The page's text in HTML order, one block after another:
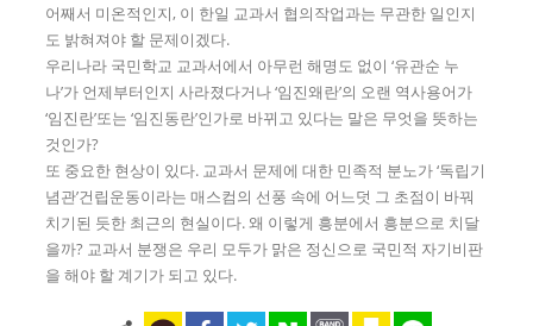
어째서 미온적인지, 이 한일 교과서 협의작업과는 무관한 일인지
도 밝혀져야 할 문제이겠다.
우리나라 국민학교 교과서에서 아무런 해명도 없이 ‘유관순 누
나’가 언제부터인지 사라졌다거나 ‘임진왜란’의 오랜 역사용어가
‘임진란’또는 ‘임진동란’인가로 바뀌고 있다는 말은 무엇을 뜻하는
것인가?
또 중요한 현상이 있다. 교과서 문제에 대한 민족적 분노가 ‘독립기
념관’건립운동이라는 매스컴의 선풍 속에 어느덧 그 초점이 바꿔
치기된 듯한 최근의 현실이다. 왜 이렇게 흥분에서 흥분으로 치달
을까? 교과서 분쟁은 우리 모두가 맑은 정신으로 국민적 자기비판
을 해야 할 계기가 되고 있다.